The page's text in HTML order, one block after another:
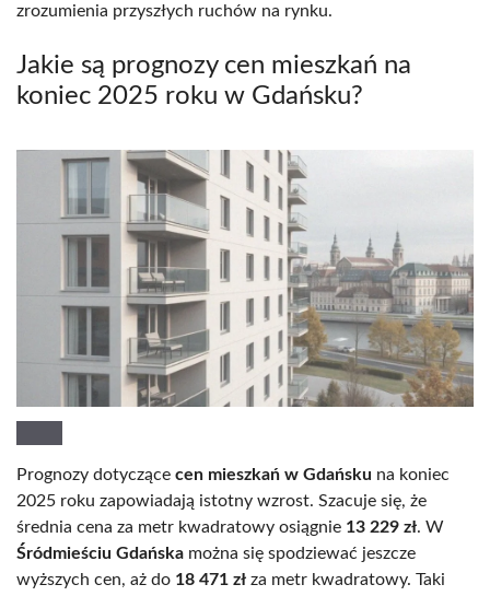
zrozumienia przyszłych ruchów na rynku.
Jakie są prognozy cen mieszkań na
koniec 2025 roku w Gdańsku?
Prognozy dotyczące cen mieszkań w Gdańsku na koniec
2025 roku zapowiadają istotny wzrost. Szacuje się, że
średnia cena za metr kwadratowy osiągnie 13 229 zł. W
Śródmieściu Gdańska można się spodziewać jeszcze
wyższych cen, aż do 18 471 zł za metr kwadratowy. Taki